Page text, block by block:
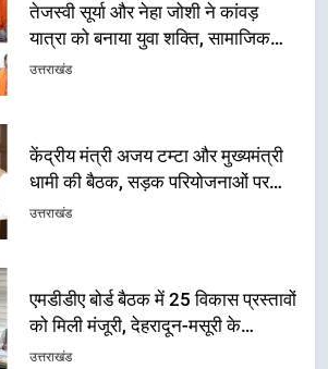
केंद्रीय मंत्री अजय टम्टा और मुख्यमंत्री
धामी की बैठक, सड़क परियोजनाओं पर
हुआ मंथन
उत्तराखंड
एमडीडीए बोर्ड बैठक में 25 विकास प्रस्तावों
को मिली मंजूरी, देहरादून-मसूरी के
नियोजित विकास को मिलेगी रफ्तार
उत्तराखंड
मुख्यमंत्री धामी के प्रयासों से बनबसा रेलवे
स्टेशन पर अछनेरा-टनकपुर एक्सप्रेस का
ठहराव हुआ स्वीकृत
उत्तराखंड